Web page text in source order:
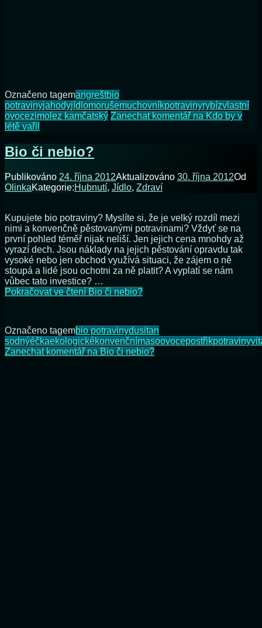
Označeno tagemangreštbio
potravinyjahodyjídlomorušemuchovníkpotravinyrybízvlastní
ovocezimolez kamčatský Zanechat komentářna Kdo by v
létě vařil
Bio či nebio?
Publikováno 24. října 2012Aktualizováno 30. října 2012Od
OlinkaKategorie:Hubnutí, Jídlo, Zdraví
Kupujete bio potraviny? Myslíte si, že je velký rozdíl mezi
nimi a konvenčně pěstovanými potravinami? Vždyť se na
první pohled téměř nijak neliší. Jen jejich cena mnohdy až
vyrazí dech. Jsou náklady na jejich pěstování opravdu tak
vysoké nebo jen obchod využívá situaci, že zájem o ně
stoupá a lidé jsou ochotni za ně platit? A vyplatí se nám
vůbec tato investice? …
Pokračovat ve čteníBio či nebio?
Označeno tagembio potravinydusitan
sodnýéčkaekologickékonvenčnímasoovocepostřikpotraviny
Zanechat komentářna Bio či nebio?